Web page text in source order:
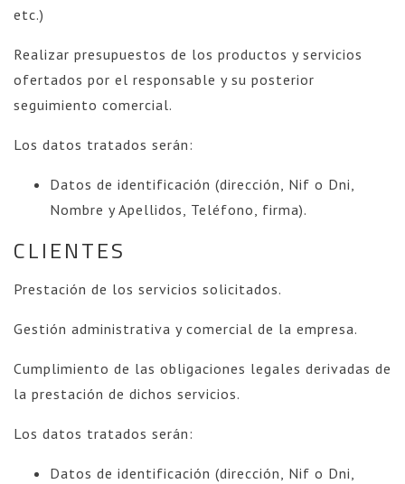
etc.)
Realizar presupuestos de los productos y servicios
ofertados por el responsable y su posterior
seguimiento comercial.
Los datos tratados serán:
Datos de identificación (dirección, Nif o Dni,
Nombre y Apellidos, Teléfono, firma).
CLIENTES
Prestación de los servicios solicitados.
Gestión administrativa y comercial de la empresa.
Cumplimiento de las obligaciones legales derivadas de
la prestación de dichos servicios.
Los datos tratados serán:
Datos de identificación (dirección, Nif o Dni,